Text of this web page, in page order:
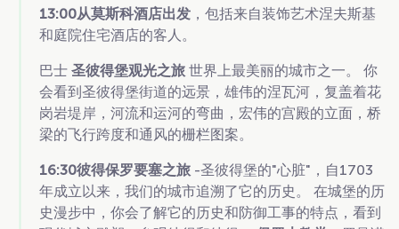
13:00从莫斯科酒店出发 ，包括来自装饰艺术涅夫斯基
和庭院住宅酒店的客人。
巴士 圣彼得堡观光之旅 世界上最美丽的城市之一。 你
会看到圣彼得堡街道的远景，雄伟的涅瓦河，复盖着花
岗岩堤岸，河流和运河的弯曲，宏伟的宫殿的立面，桥
梁的飞行跨度和通风的栅栏图案。
16:30彼得保罗要塞之旅 -圣彼得堡的"心脏"，自1703
年成立以来，我们的城市追溯了它的历史。 在城堡的历
史漫步中，你会了解它的历史和防御工事的特点，看到